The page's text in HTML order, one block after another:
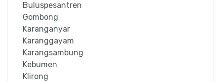
Buluspesantren
Gombong
Karanganyar
Karanggayam
Karangsambung
Kebumen
Klirong